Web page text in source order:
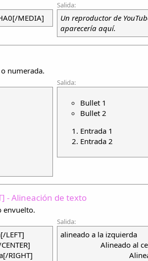
MEDIA]
Salida:
Un reproductor de
aparecería aquí.
numerada.
Salida:
Bullet 1
Bullet 2
Entrada 1
Entrada 2
- Alineación de texto
envuelto.
LEFT]
RIGHT]
Salida:
alineado a la izquierda​
Alineado al